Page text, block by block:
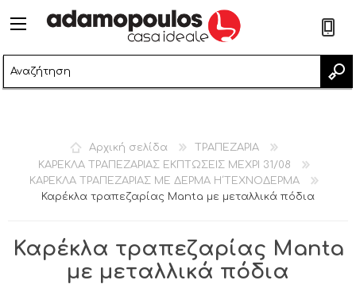
Αρχική σελίδα
ΤΡΑΠΕΖΑΡΙΑ
ΚΑΡΕΚΛΑ ΤΡΑΠΕΖΑΡΙΑΣ ΕΚΠΤΩΣΕΙΣ ΜΕΧΡΙ 31/08
ΚΑΡΕΚΛΑ ΤΡΑΠΕΖΑΡΙΑΣ ΜΕ ΔΕΡΜΑ Η΄ΤΕΧΝΟΔΕΡΜΑ
Καρέκλα τραπεζαρίας Μanta με μεταλλικά πόδια
Καρέκλα τραπεζαρίας Μanta
με μεταλλικά πόδια